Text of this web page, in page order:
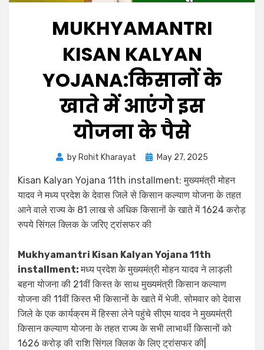
MUKHYAMANTRI
KISAN KALYAN
YOJANA:किसानों के
खाते में आएंगे इस
योजना के पैसे
by Rohit Kharayat May 27, 2025
Kisan Kalyan Yojana 11th installment: मुख्यमंत्री मोहन
यादव ने मध्य प्रदेश के देवास जिले से किसान कल्याण योजना के तहत
आने वाले राज्य के 81 लाख से अधिक किसानों के खाते में 1624 करोड़
रुपये सिंगल क्लिक के जरिए ट्रांसफर की
Mukhyamantri Kisan Kalyan Yojana 11th
installment:मध्य प्रदेश के मुख्यमंत्री मोहन यादव ने लाड़ली
बहना योजना की 21वीं किस्त के साथ मुख्यमंत्री किसान कल्याण
योजना की 11वीं किस्त भी किसानों के खाते में भेजी. सोमवार को देवास
जिले के एक कार्यक्रम में हिस्सा लेने पहुंचे सीएम यादव ने मुख्यमंत्री
किसान कल्याण योजना के तहत राज्य के सभी लाभार्थी किसानों को
1626 करोड़ की राशि सिंगल क्लिक के लिए ट्रांसफर की|